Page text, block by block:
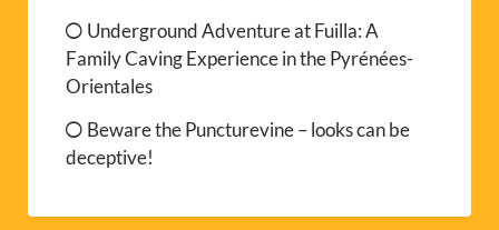
Underground Adventure at Fuilla: A
Family Caving Experience in the Pyrénées-
Orientales
Beware the Puncturevine – looks can be
deceptive!